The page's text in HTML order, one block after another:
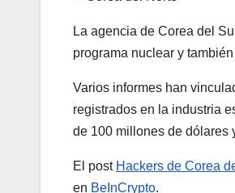
La agencia de Corea del
programa nuclear y
Varios informes han
registrados en la industria
de 100 millones de dólares
El post Hackers de Corea
en BeInCrypto.